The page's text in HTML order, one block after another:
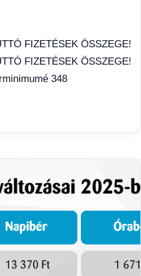
FIZETÉSEK ÖSSZEGE!
FIZETÉSEK ÖSSZEGE!
348